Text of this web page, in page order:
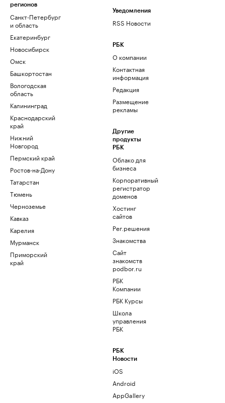
регионов
Санкт-Петербург
и область
Екатеринбург
Новосибирск
Омск
Башкортостан
Вологодская
область
Калининград
Краснодарский
край
Нижний
Новгород
Пермский край
Ростов-на-Дону
Татарстан
Тюмень
Черноземье
Кавказ
Карелия
Мурманск
Приморский
край
Уведомления
RSS Новости
РБК
О компании
Контактная
информация
Редакция
Размещение
рекламы
Другие
продукты
РБК
Облако для
бизнеса
Корпоративный
регистратор
доменов
Хостинг
сайтов
Рег.решения
Знакомства
Сайт
знакомств
podbor.ru
РБК
Компании
РБК Курсы
Школа
управления
РБК
РБК
Новости
iOS
Android
AppGallery